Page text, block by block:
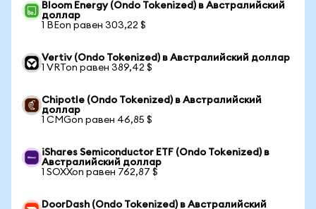
Bloom Energy (Ondo Tokenized) в Австралийский
доллар
1 BEon равен 303,22 $
Vertiv (Ondo Tokenized) в Австралийский доллар
1 VRTon равен 389,42 $
Chipotle (Ondo Tokenized) в Австралийский
доллар
1 CMGon равен 46,85 $
iShares Semiconductor ETF (Ondo Tokenized) в
Австралийский доллар
1 SOXXon равен 762,87 $
DoorDash (Ondo Tokenized) в Австралийский